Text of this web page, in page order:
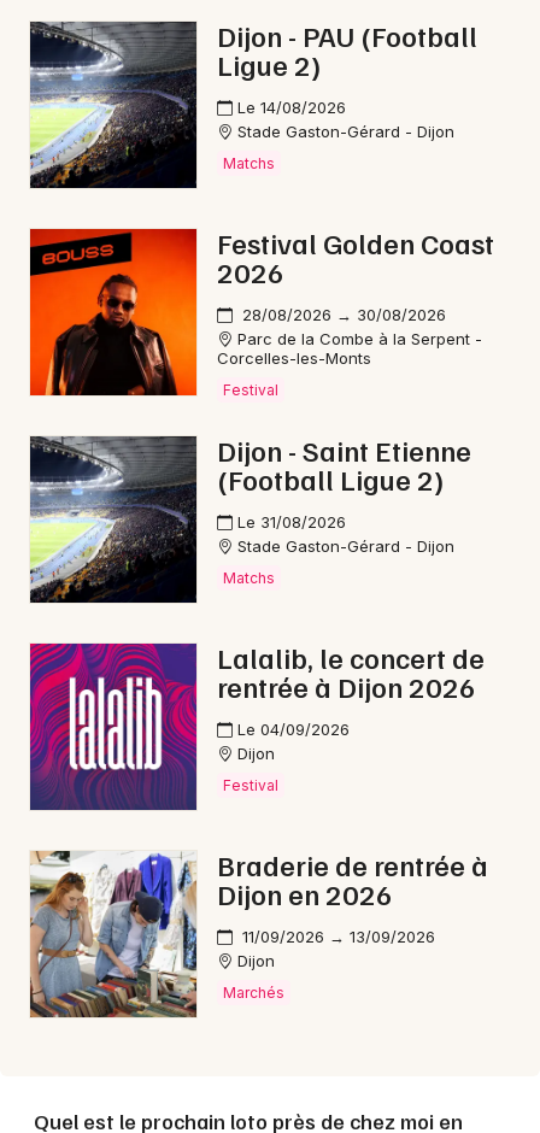
21 - Côte d'Or
Choisir mes départements
Mon email
Je m'abonne
Dijon - PAU (Football
Ligue 2)
Le 14/08/2026
Stade Gaston-Gérard - Dijon
Matchs
Festival Golden Coast
2026
28/08/2026 → 30/08/2026
Parc de la Combe à la Serpent -
Corcelles-les-Monts
Festival
Dijon - Saint Etienne
(Football Ligue 2)
Le 31/08/2026
Stade Gaston-Gérard - Dijon
Matchs
Lalalib, le concert de
rentrée à Dijon 2026
Le 04/09/2026
Dijon
Festival
Braderie de rentrée à
Dijon en 2026
11/09/2026 → 13/09/2026
Dijon
Marchés
Quel est le prochain loto près de chez moi en